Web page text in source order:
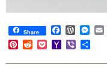
Share Facebook
Pinterest
RedditPocketYahoo
Mail
Viber